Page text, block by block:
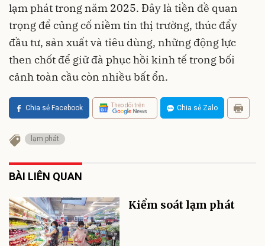
lạm phát trong năm 2025. Đây là tiền đề quan
trọng để củng cố niềm tin thị trường, thúc đẩy
đầu tư, sản xuất và tiêu dùng, những động lực
then chốt để giữ đà phục hồi kinh tế trong bối
cảnh toàn cầu còn nhiều bất ổn.
Chia sẻ Facebook Theo dõi trên Chia sẻ Zalo
lạm phát
BÀI LIÊN QUAN
Kiểm soát lạm phát